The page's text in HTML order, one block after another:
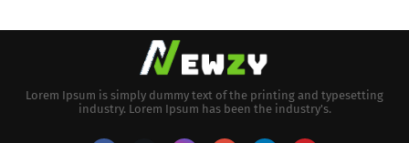
Lorem Ipsum is simply dummy text of the printing and typesetting
industry. Lorem Ipsum has been the industry's.